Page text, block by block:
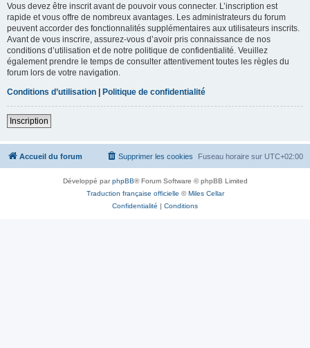
Vous devez être inscrit avant de pouvoir vous connecter. L’inscription est
rapide et vous offre de nombreux avantages. Les administrateurs du forum
peuvent accorder des fonctionnalités supplémentaires aux utilisateurs inscrits.
Avant de vous inscrire, assurez-vous d’avoir pris connaissance de nos
conditions d’utilisation et de notre politique de confidentialité. Veuillez
également prendre le temps de consulter attentivement toutes les règles du
forum lors de votre navigation.
Conditions d’utilisation | Politique de confidentialité
Inscription
Accueil du forum Fuseau horaire sur UTC+02:00
Supprimer les cookies
Développé parphpBB® Forum Software © phpBB Limited
Traduction française officielle ©Miles Cellar
Confidentialité | Conditions